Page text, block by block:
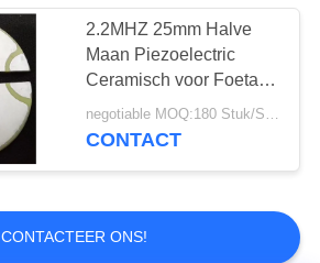
2.2MHZ 25mm Halve
Maan Piezoelectric
Ceramisch voor Foetaal
Doppler
negotiable MOQ:180 Stuk/Stukken
CONTACT
CONTACTEER ONS!